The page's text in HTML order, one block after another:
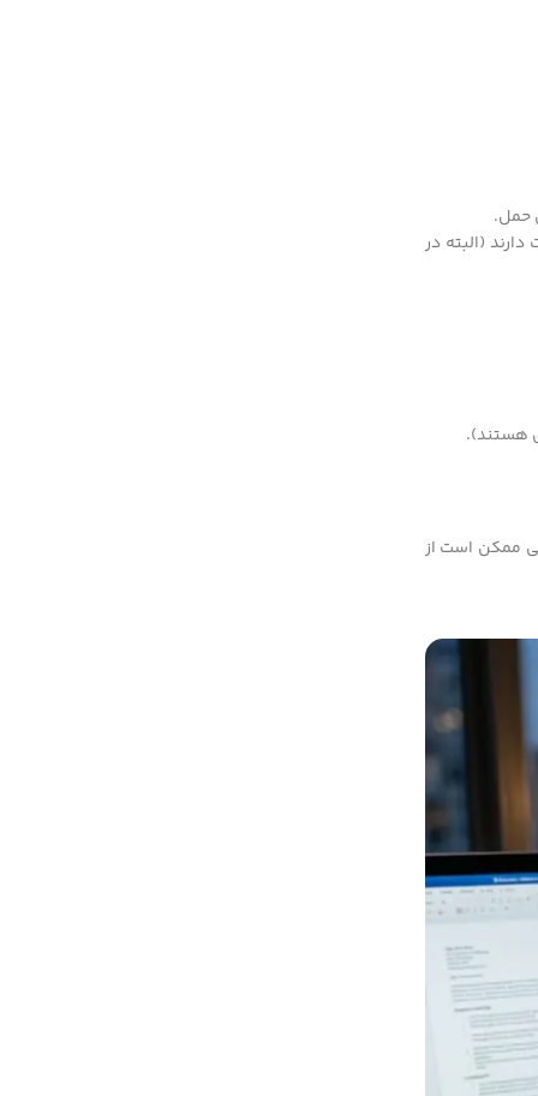
حمل.
(البته در
هستند).
ممکن است از